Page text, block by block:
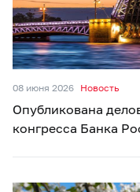
08 июня 2026 Новость
Опубликована
конгресса Банка